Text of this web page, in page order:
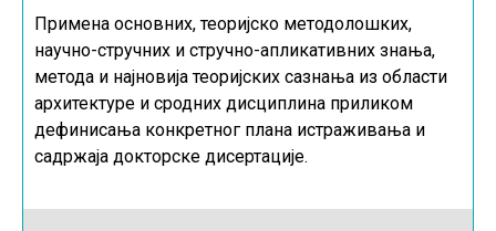
Примена основних, теоријско методолошких,
научно-стручних и стручно-апликативних знања,
метода и најновија теоријских сазнања из области
архитектуре и сродних дисциплина приликом
дефинисања конкретног плана истраживања и
садржаја докторске дисертације.